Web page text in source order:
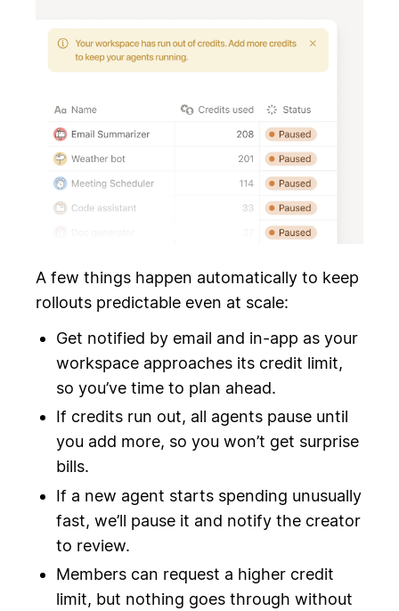
A few things happen automatically to keep
rollouts predictable even at scale:
Get notified by email and in-app as your
workspace approaches its credit limit,
so you’ve time to plan ahead.
If credits run out, all agents pause until
you add more, so you won’t get surprise
bills.
If a new agent starts spending unusually
fast, we’ll pause it and notify the creator
to review.
Members can request a higher credit
limit, but nothing goes through without